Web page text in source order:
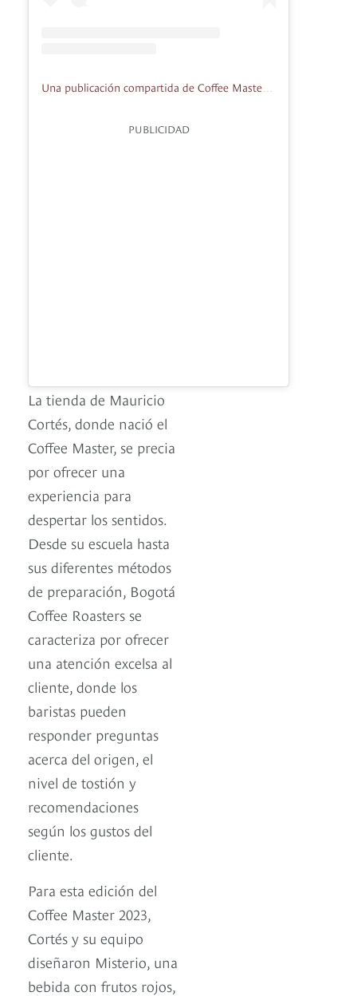
PUBLICIDAD
La tienda de Mauricio
Cortés, donde nació el
Coffee Master, se precia
por ofrecer una
experiencia para
despertar los sentidos.
Desde su escuela hasta
sus diferentes métodos
de preparación, Bogotá
Coffee Roasters se
caracteriza por ofrecer
una atención excelsa al
cliente, donde los
baristas pueden
responder preguntas
acerca del origen, el
nivel de tostión y
recomendaciones
según los gustos del
cliente.
Para esta edición del
Coffee Master 2023,
Cortés y su equipo
diseñaron Misterio, una
bebida con frutos rojos,